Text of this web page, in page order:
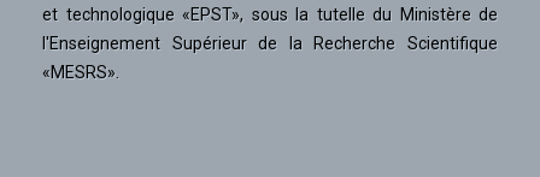
et technologique «EPST», sous la tutelle du Ministère de
l'Enseignement Supérieur de la Recherche Scientifique
«MESRS».